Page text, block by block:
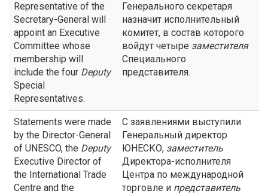
Representative of the
Secretary-General will
appoint an Executive
Committee whose
membership will
include the four Deputy
Special
Representatives.
Генерального секретаря
назначит исполнительный
комитет, в состав которого
войдут четыре заместителя
Специального
представителя.
Statements were made
by the Director-General
of UNESCO, the Deputy
Executive Director of
the International Trade
Centre and the
С заявлениями выступили
Генеральный директор
ЮНЕСКО, заместитель
Директора-исполнителя
Центра по международной
торговле и представитель